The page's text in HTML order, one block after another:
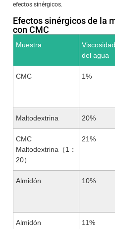
efectos sinérgicos.
Efectos sinérgicos de la
con CMC
Muestra
Viscosidad
del agua
CMC 1%
Maltodextrina 20%
CMC
Maltodextrina（1：
20）
21%
Almidón 10%
Almidón
11%